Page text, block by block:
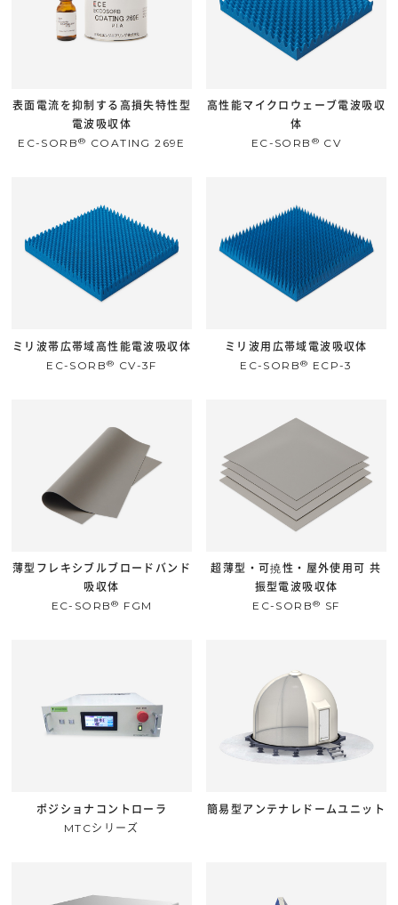
表面電流を抑制する高損失特性型
電波吸収体
EC-SORB® COATING 269E
高性能マイクロウェーブ電波吸収
体
EC-SORB ® CV
ミリ波帯広帯域高性能電波吸収体
EC-SORB® CV-3F
ミリ波用広帯域電波吸収体
EC-SORB® ECP-3
薄型フレキシブルブロードバンド
吸収体
EC-SORB® FGM
超薄型・可撓性・屋外使用可 共
振型電波吸収体
EC-SORB® SF
ポジショナコントローラ
MTCシリーズ
簡易型アンテナレドームユニット